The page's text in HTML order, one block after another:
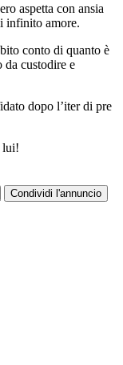
aspetta con ansia
infinito amore.
conto di quanto è
custodire e
dopo l’iter di pre
lui!
Condividi l'annuncio